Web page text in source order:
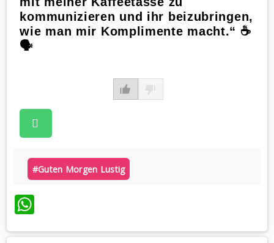
kommunizieren und ihr beizubringen,
wie man mir Komplimente macht.“ ☕️
🗣️
#guten Morgen Lustig
WhatsApp